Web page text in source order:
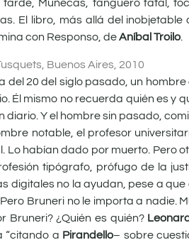
Muñecas, tanguero fatal,
El libro, más allá del
con Responso, deAníbal Troilo.
Buenos Aires, 2010
del 20 del siglo pasado, un
Él mismo no recuerda quién es y
Y el hombre sin pasado,
notable, el profesor
habían dado por muerto. Pero
tipógrafo, prófugo de la
digitales no la ayudan, pese a
Bruneri no le importa a nadie.
Bruneri? ¿Quién es quién?
“citando a Pirandello– sobre